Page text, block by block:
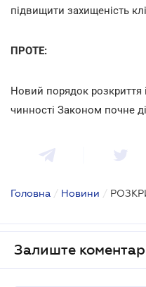
підвищити захищеність
ПРОТЕ:
Новий порядок розкриття
чинності Законом почне
Головна / Новини /
Залиште коментар